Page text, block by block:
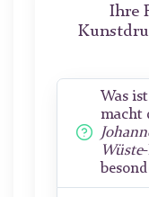
Ihre
Was
macht
Wüste